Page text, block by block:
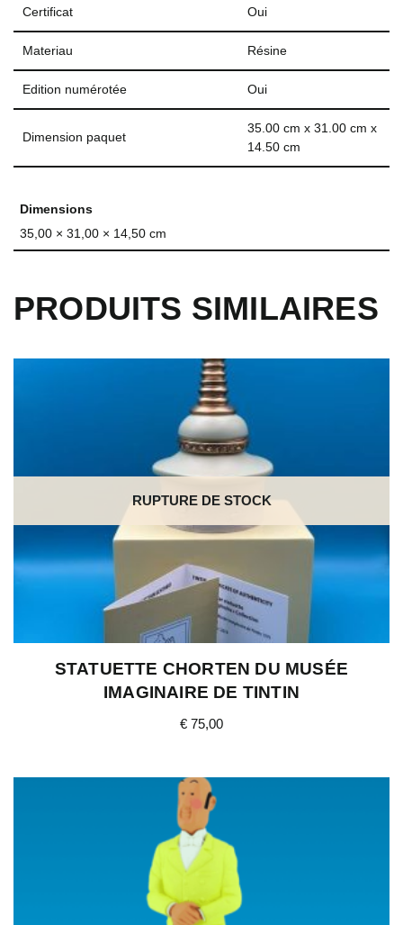
Certificat Oui
Materiau Résine
Edition numérotée Oui
Dimension paquet
35.00 cm x 31.00 cm x
14.50 cm
Dimensions
35,00 × 31,00 × 14,50 cm
PRODUITS SIMILAIRES
RUPTURE DE STOCK
STATUETTE CHORTEN DU MUSÉE
IMAGINAIRE DE TINTIN
€ 75,00